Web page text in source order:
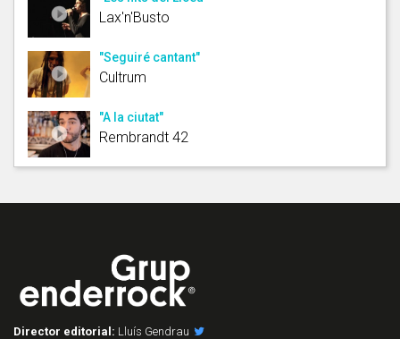
Lax'n'Busto
"Seguiré cantant"
Cultrum
"A la ciutat"
Rembrandt 42
Director editorial: Lluís Gendrau